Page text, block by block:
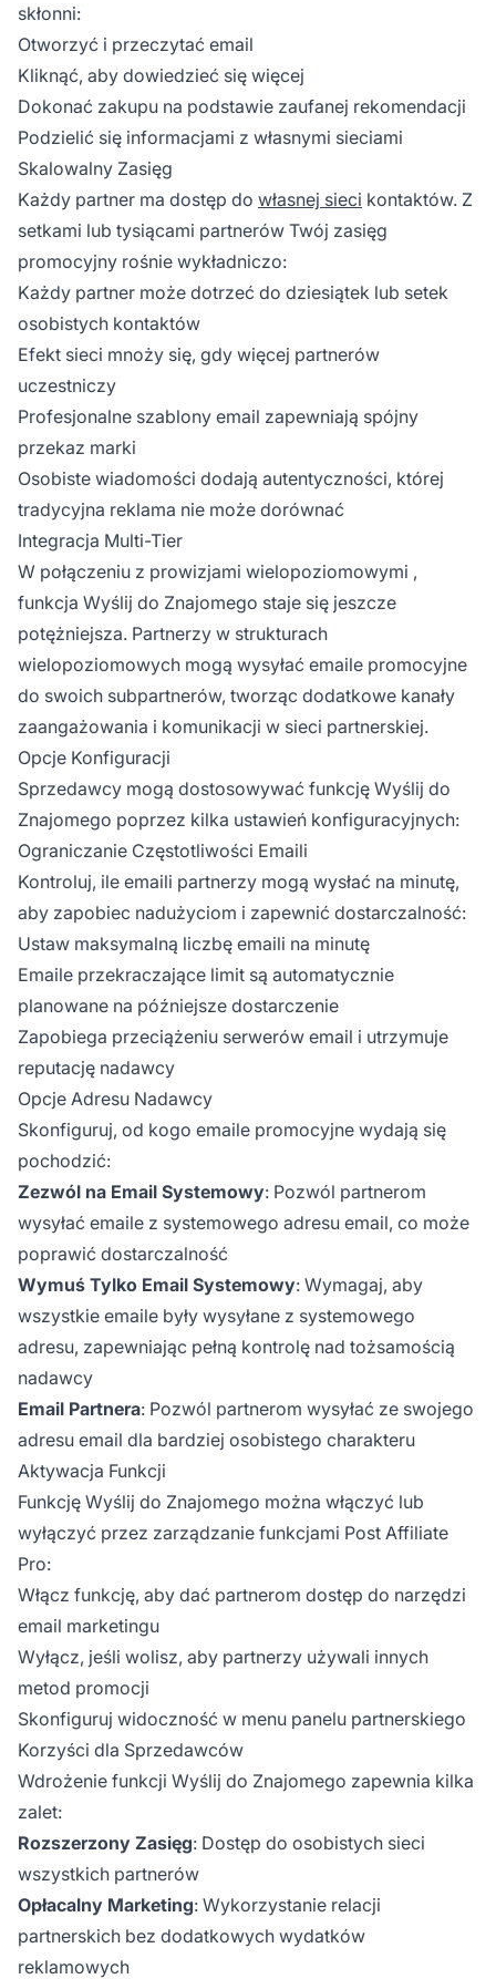
skłonni:
Otworzyć i przeczytać email
Kliknąć, aby dowiedzieć się więcej
Dokonać zakupu na podstawie zaufanej rekomendacji
Podzielić się informacjami z własnymi sieciami
Skalowalny Zasięg
Każdy partner ma dostęp do własnej sieci kontaktów. Z
setkami lub tysiącami partnerów Twój zasięg
promocyjny rośnie wykładniczo:
Każdy partner może dotrzeć do dziesiątek lub setek
osobistych kontaktów
Efekt sieci mnoży się, gdy więcej partnerów
uczestniczy
Profesjonalne szablony email zapewniają spójny
przekaz marki
Osobiste wiadomości dodają autentyczności, której
tradycyjna reklama nie może dorównać
Integracja Multi-Tier
W połączeniu z prowizjami wielopoziomowymi ,
funkcja Wyślij do Znajomego staje się jeszcze
potężniejsza. Partnerzy w strukturach
wielopoziomowych mogą wysyłać emaile promocyjne
do swoich subpartnerów, tworząc dodatkowe kanały
zaangażowania i komunikacji w sieci partnerskiej.
Opcje Konfiguracji
Sprzedawcy mogą dostosowywać funkcję Wyślij do
Znajomego poprzez kilka ustawień konfiguracyjnych:
Ograniczanie Częstotliwości Emaili
Kontroluj, ile emaili partnerzy mogą wysłać na minutę,
aby zapobiec nadużyciom i zapewnić dostarczalność:
Ustaw maksymalną liczbę emaili na minutę
Emaile przekraczające limit są automatycznie
planowane na późniejsze dostarczenie
Zapobiega przeciążeniu serwerów email i utrzymuje
reputację nadawcy
Opcje Adresu Nadawcy
Skonfiguruj, od kogo emaile promocyjne wydają się
pochodzić:
Zezwól na Email Systemowy: Pozwól partnerom
wysyłać emaile z systemowego adresu email, co może
poprawić dostarczalność
Wymuś Tylko Email Systemowy: Wymagaj, aby
wszystkie emaile były wysyłane z systemowego
adresu, zapewniając pełną kontrolę nad tożsamością
nadawcy
Email Partnera: Pozwól partnerom wysyłać ze swojego
adresu email dla bardziej osobistego charakteru
Aktywacja Funkcji
Funkcję Wyślij do Znajomego można włączyć lub
wyłączyć przez zarządzanie funkcjami Post Affiliate
Pro:
Włącz funkcję, aby dać partnerom dostęp do narzędzi
email marketingu
Wyłącz, jeśli wolisz, aby partnerzy używali innych
metod promocji
Skonfiguruj widoczność w menu panelu partnerskiego
Korzyści dla Sprzedawców
Wdrożenie funkcji Wyślij do Znajomego zapewnia kilka
zalet:
Rozszerzony Zasięg: Dostęp do osobistych sieci
wszystkich partnerów
Opłacalny Marketing: Wykorzystanie relacji
partnerskich bez dodatkowych wydatków
reklamowych